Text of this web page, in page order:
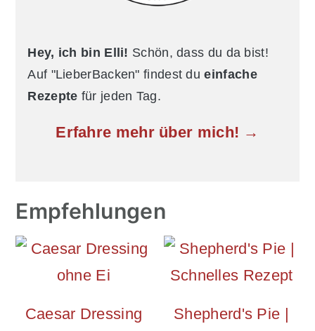
Hey, ich bin Elli! Schön, dass du da bist!
Auf "LieberBacken" findest dueinfache
Rezepte für jeden Tag.
Erfahre mehr über mich! →
Empfehlungen
Caesar Dressing
Shepherd's Pie |